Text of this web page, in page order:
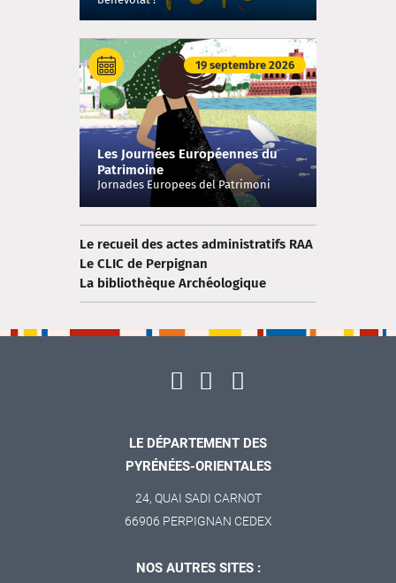
19 septembre 2026
Les Journées Européennes du
Patrimoine
Jornades Europees del Patrimoni
Le recueil des actes administratifs RAA
Le CLIC de Perpignan
La bibliothèque Archéologique
LE DÉPARTEMENT DES
PYRÉNÉES-ORIENTALES
24, QUAI SADI CARNOT
66906 PERPIGNAN CEDEX
NOS AUTRES SITES :